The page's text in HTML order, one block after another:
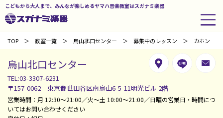
こどもから大人まで、みんなが楽しめるヤマハ音楽教室はスガナミ楽器
TOP 教室一覧 烏山北口センター 募集中のレッスン カホン
烏山北口センター
TEL:03-3307-6231
〒157-0062 東京都世田谷区南烏山6-5-11明光ビル 2階
営業時間：月 12:30～21:00／火～土 10:00～21:00／日曜の営業日・時間につ
いてはお問い合わせください